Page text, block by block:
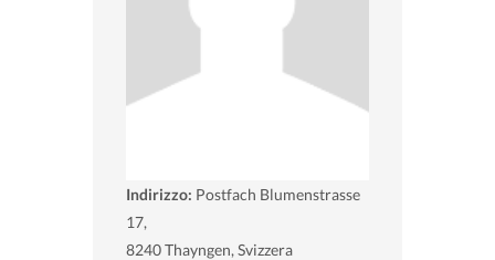
Indirizzo: Postfach Blumenstrasse
17,
8240Thayngen, Svizzera